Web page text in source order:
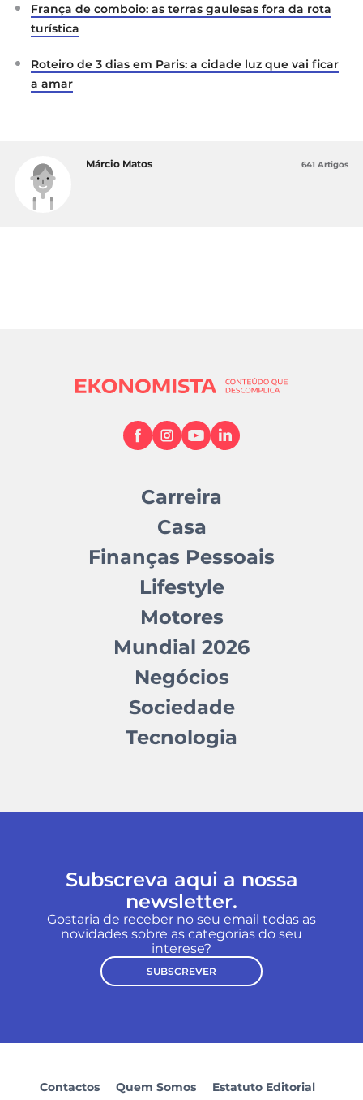
França de comboio: as terras gaulesas fora da rota
turística
Roteiro de 3 dias em Paris: a cidade luz que vai ficar
a amar
Márcio Matos 641 Artigos
Carreira
Casa
Finanças Pessoais
Lifestyle
Motores
Mundial 2026
Negócios
Sociedade
Tecnologia
Subscreva aqui a nossa
newsletter.
Gostaria de receber no seu email todas as
novidades sobre as categorias do seu
interese?
SUBSCREVER
Contactos Quem Somos Estatuto Editorial